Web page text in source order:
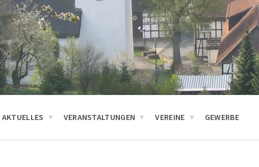
AKTUELLES VERANSTALTUNGEN VEREINE GEWERBE